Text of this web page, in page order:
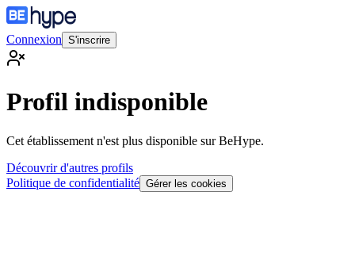
Connexion S'inscrire
Profil indisponible
Cet établissement n'est plus disponible sur BeHype.
Découvrir d'autres profils
Politique de confidentialité Gérer les cookies